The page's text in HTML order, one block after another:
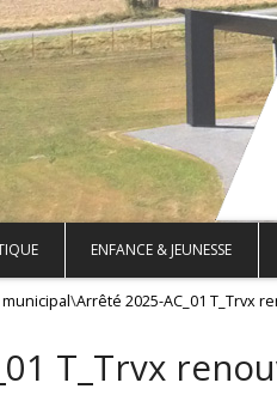
ENFANCE & JEUNESSE
\Arrêté 2025-AC_01 T_Trvx
T_Trvx